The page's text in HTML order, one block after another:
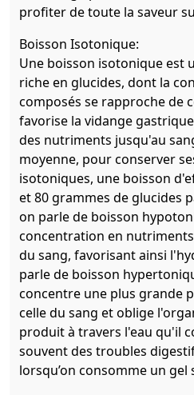
profiter de toute la saveur
Boisson Isotonique:
Une boisson isotonique est
riche en glucides, dont la
composés se rapproche de
favorise la vidange
des nutriments jusqu'au
moyenne, pour conserver
isotoniques, une boisson
et 80 grammes de glucides
on parle de boisson
concentration en
du sang, favorisant ainsi
parle de boisson
concentre une plus grande
celle du sang et oblige
produit à travers l'eau qu'il
souvent des troubles
lorsqu’on consomme un gel